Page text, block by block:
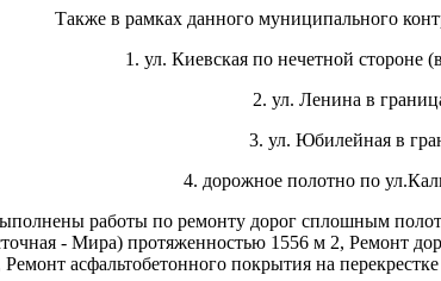
Также в рамках данного муниципального
1. ул. Киевская по нечетной стороне
2. ул. Ленина в
3. ул. Юбилейная в
4. дорожное полотно по
работы по ремонту дорог сплошным
- Мира) протяженностью 1556 м 2, Ремонт
Ремонт асфальтобетонного покрытия на